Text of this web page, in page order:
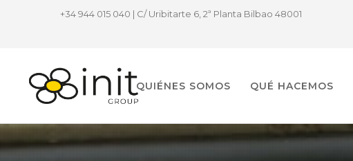
+34 944 015 040 | C/ Uribitarte 6, 2ª Planta Bilbao 48001
QUIÉNES SOMOS QUÉ HACEMOS